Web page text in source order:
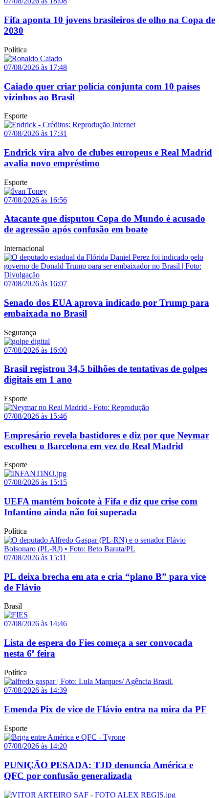
Fifa aponta 10 jovens brasileiros de olho na Copa de
2030
Política
07/08/2026 às 17:48
Caiado quer criar polícia conjunta com 10 países
vizinhos ao Brasil
Esporte
07/08/2026 às 17:31
Endrick vira alvo de clubes europeus e Real Madrid
avalia novo empréstimo
Esporte
07/08/2026 às 16:56
Atacante que disputou Copa do Mundo é acusado
de agressão após confusão em boate
Internacional
07/08/2026 às 16:07
Senado dos EUA aprova indicado por Trump para
embaixada no Brasil
Segurança
07/08/2026 às 16:00
Brasil registrou 34,5 bilhões de tentativas de golpes
digitais em 1 ano
Esporte
07/08/2026 às 15:46
Empresário revela bastidores e diz por que Neymar
escolheu o Barcelona em vez do Real Madrid
Esporte
07/08/2026 às 15:15
UEFA mantém boicote à Fifa e diz que crise com
Infantino ainda não foi superada
Política
07/08/2026 às 15:11
PL deixa brecha em ata e cria “plano B” para vice
de Flávio
Brasil
07/08/2026 às 14:46
Lista de espera do Fies começa a ser convocada
nesta 6ª feira
Política
07/08/2026 às 14:39
Emenda Pix de vice de Flávio entra na mira da PF
Esporte
07/08/2026 às 14:20
PUNIÇÃO PESADA: TJD denuncia América e
QFC por confusão generalizada